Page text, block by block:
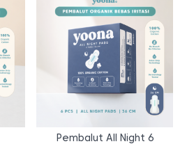
Pembalut All Night 6